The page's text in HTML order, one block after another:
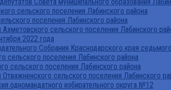
сельского поселения Лабинского района
поселения Лабинского района
сельского поселения Лабинского
2022 года
Собрания Краснодарского края
сельского поселения Лабинского района
сельского поселения Лабинского района
сельского поселения Лабинского
одномандатного избирательного округа №12